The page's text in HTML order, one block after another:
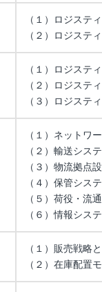
（１）ロジステ
（２）ロジステ
（１）ロジステ
（２）ロジステ
（３）ロジステ
（１）ネットワ
（２）輸送シス
（３）物流拠点
（４）保管シス
（５）荷役・流
（６）情報シス
（１）販売戦略
（２）在庫配置